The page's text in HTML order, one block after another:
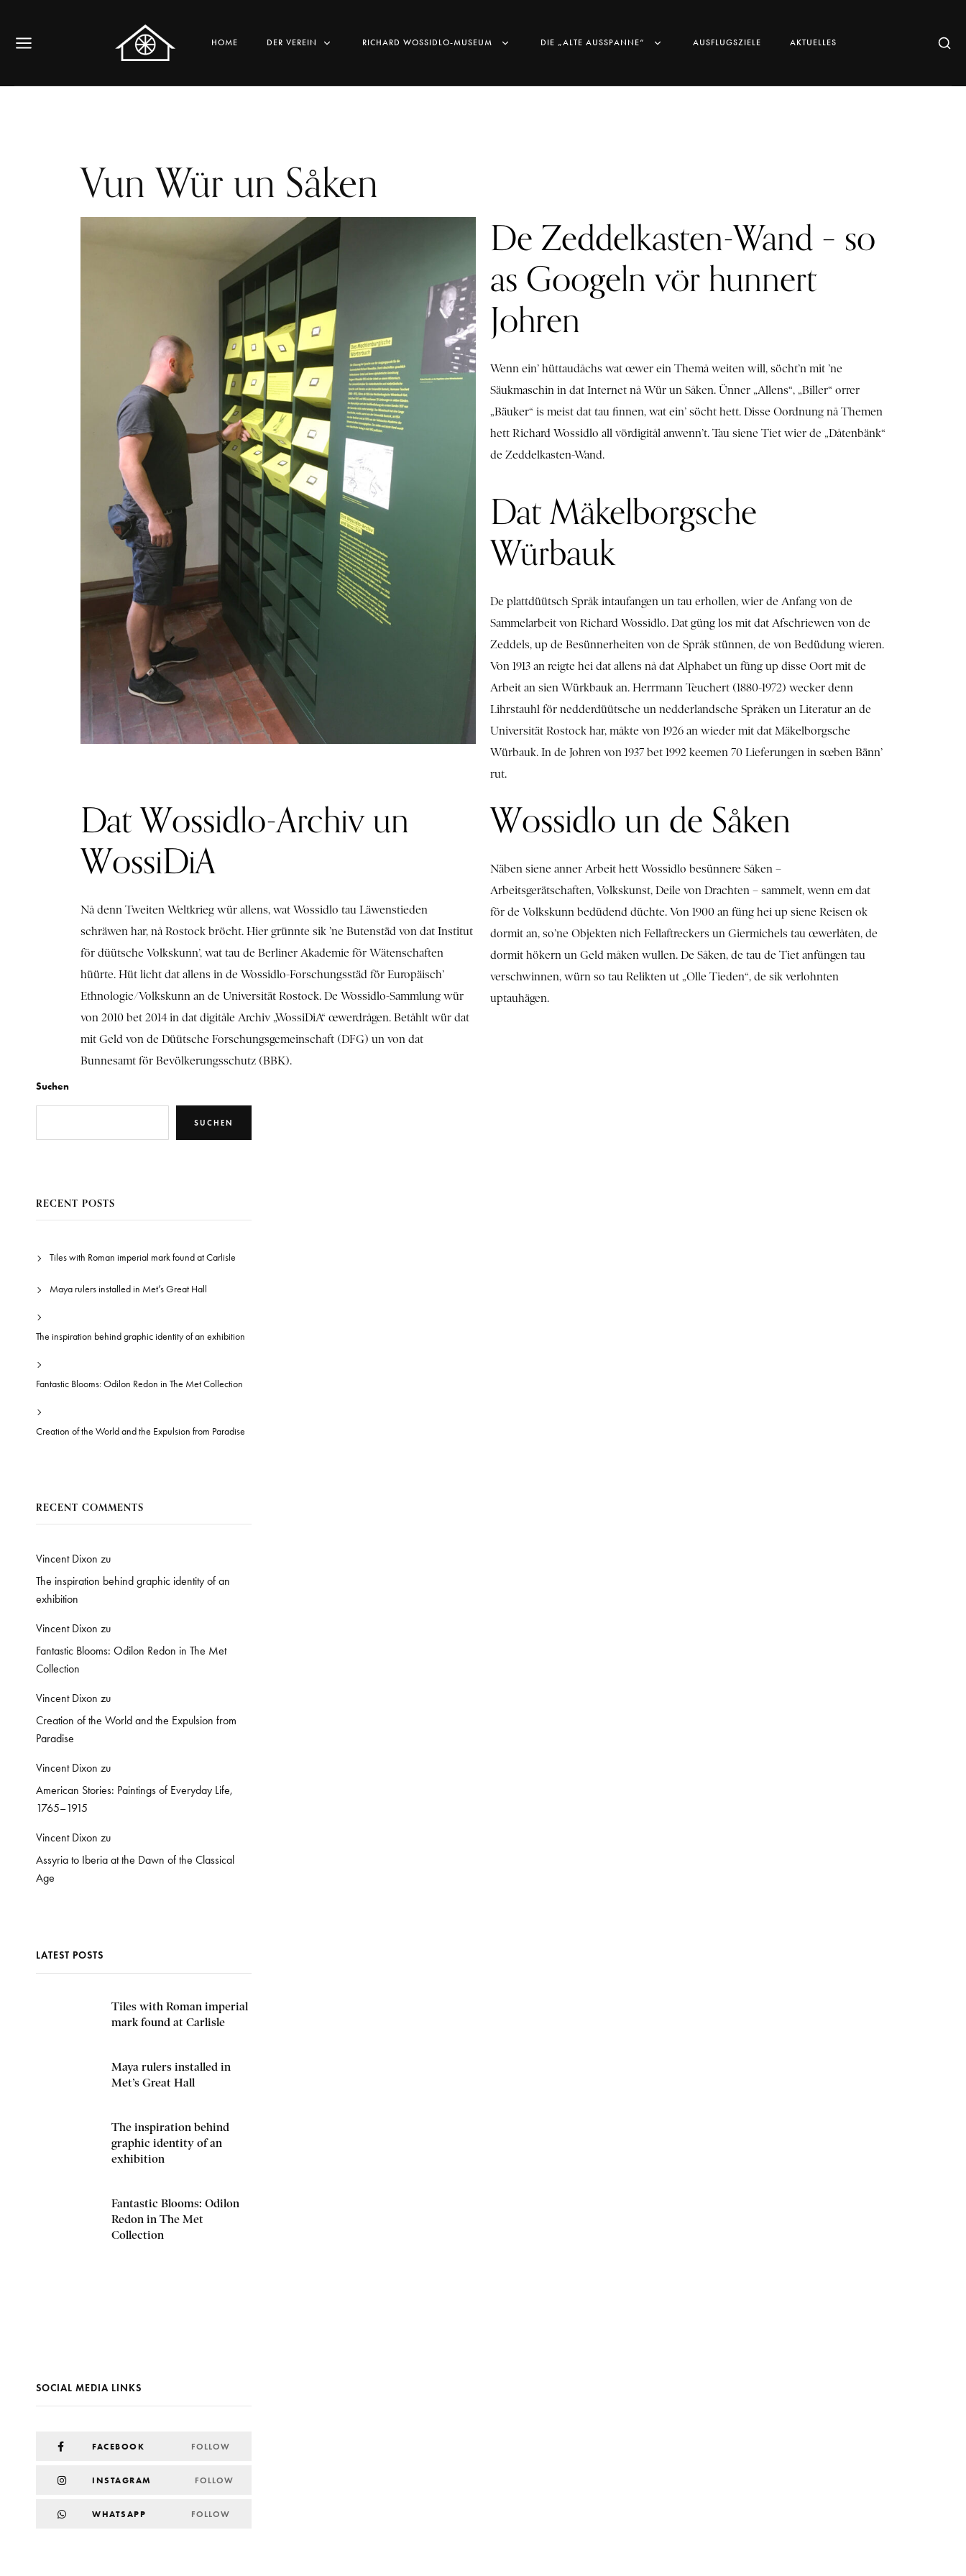
WALKENDORF
HOME DER VEREIN RICHARD WOSSIDLO-MUSEUM DIE „ALTE AUSSPANNE“ AUSFLUGSZIELE AKTUELLES
ALTE AUSSPANNE WALKENDORF
Vun Wür un Såken
De Zeddelkasten-Wand – so
as Googeln vör hunnert
Johren
Wenn ein’ hüttaudåchs wat œwer ein Themå weiten will, söcht’n mit ’ne
Säukmaschin in dat Internet nå Wür un Såken. Ünner „Allens“, „Biller“ orrer
„Bäuker“ is meist dat tau finnen, wat ein’ söcht hett. Disse Oordnung nå Themen
hett Richard Wossidlo all vördigitål anwenn’t. Tau siene Tiet wier de „Dåtenbänk“
de Zeddelkasten-Wand.
Dat Mäkelborgsche
Würbauk
De plattdüütsch Språk intaufangen un tau erhollen, wier de Anfang von de
Sammelarbeit von Richard Wossidlo. Dat güng los mit dat Afschriewen von de
Zeddels, up de Besünnerheiten von de Språk stünnen, de von Bedüdung wieren.
Von 1913 an reigte hei dat allens nå dat Alphabet un füng up disse Oort mit de
Arbeit an sien Würkbauk an. Herrmann Teuchert (1880-1972) wecker denn
Lihrstauhl för nedderdüütsche un nedderlandsche Språken un Literatur an de
Universität Rostock har, måkte von 1926 an wieder mit dat Mäkelborgsche
Würbauk. In de Johren von 1937 bet 1992 keemen 70 Lieferungen in sœben Bänn’
rut.
Dat Wossidlo-Archiv un
WossiDiA
Nå denn Tweiten Weltkrieg wür allens, wat Wossidlo tau Läwenstieden
schräwen har, nå Rostock bröcht. Hier grünnte sik ’ne Butenstäd von dat Institut
för düütsche Volkskunn’, wat tau de Berliner Akademie för Wätenschaften
hüürte. Hüt licht dat allens in de Wossidlo-Forschungsstäd för Europäisch’
Ethnologie/Volkskunn an de Universität Rostock. De Wossidlo-Sammlung wür
von 2010 bet 2014 in dat digitåle Archiv „WossiDiA“ œwerdrågen. Betåhlt wür dat
mit Geld von de Düütsche Forschungsgemeinschaft (DFG) un von dat
Bunnesamt för Bevölkerungsschutz (BBK).
Wossidlo un de Såken
Näben siene anner Arbeit hett Wossidlo besünnere Såken –
Arbeitsgerätschaften, Volkskunst, Deile von Drachten – sammelt, wenn em dat
för de Volkskunn bedüdend düchte. Von 1900 an füng hei up siene Reisen ok
dormit an, so’ne Objekten nich Fellaftreckers un Giermichels tau œwerlåten, de
dormit hökern un Geld måken wullen. De Såken, de tau de Tiet anfüngen tau
verschwinnen, würn so tau Relikten ut „Olle Tieden“, de sik verlohnten
uptauhägen.
Suchen
SUCHEN
RECENT POSTS
Tiles with Roman imperial mark found at Carlisle
Maya rulers installed in Met’s Great Hall
The inspiration behind graphic identity of an exhibition
Fantastic Blooms: Odilon Redon in The Met Collection
Creation of the World and the Expulsion from Paradise
RECENT COMMENTS
Vincent Dixon zu
The inspiration behind graphic identity of an
exhibition
Vincent Dixon zu
Fantastic Blooms: Odilon Redon in The Met
Collection
Vincent Dixon zu
Creation of the World and the Expulsion from
Paradise
Vincent Dixon zu
American Stories: Paintings of Everyday Life,
1765–1915
Vincent Dixon zu
Assyria to Iberia at the Dawn of the Classical
Age
LATEST POSTS
Tiles with Roman imperial
mark found at Carlisle
Maya rulers installed in
Met’s Great Hall
The inspiration behind
graphic identity of an
exhibition
Fantastic Blooms: Odilon
Redon in The Met
Collection
SOCIAL MEDIA LINKS
FACEBOOK FOLLOW
INSTAGRAM FOLLOW
WHATSAPP FOLLOW